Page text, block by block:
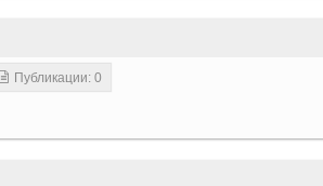
Публикации: 0